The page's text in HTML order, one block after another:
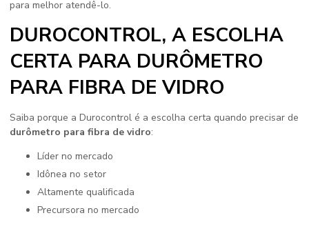
para melhor atendê-lo.
DUROCONTROL, A ESCOLHA
CERTA PARA DURÔMETRO
PARA FIBRA DE VIDRO
Saiba porque a Durocontrol é a escolha certa quando precisar de
durômetro para fibra de vidro:
líder no mercado
idônea no setor
altamente qualificada
precursora no mercado